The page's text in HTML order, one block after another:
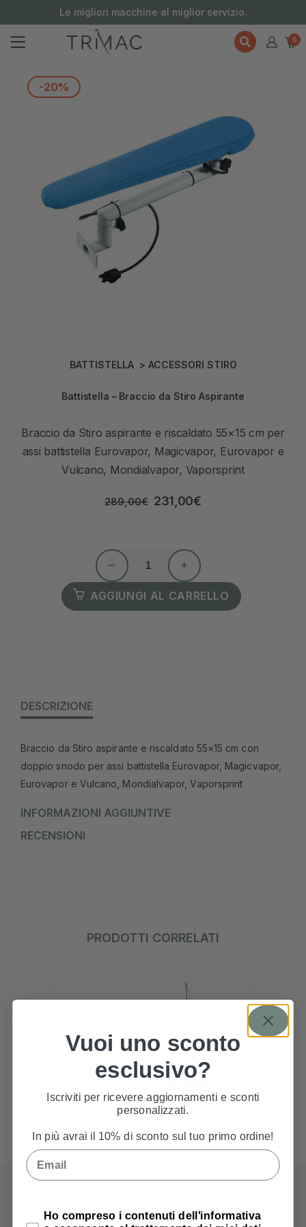
Le migliori macchine al miglior servizio.
0
-20%
BATTISTELLA > ACCESSORI STIRO
Battistella – Braccio da Stiro Aspirante
Braccio da Stiro aspirante e riscaldato 55×15 cm per
assi battistella Eurovapor, Magicvapor, Eurovapor e
Vulcano, Mondialvapor, Vaporsprint
289,00€ 231,00€
AGGIUNGI AL CARRELLO
DESCRIZIONE
Braccio da Stiro aspirante e riscaldato 55×15 cm con
doppio snodo per assi battistella Eurovapor, Magicvapor,
Eurovapor e Vulcano, Mondialvapor, Vaporsprint
INFORMAZIONI AGGIUNTIVE
RECENSIONI
PRODOTTI CORRELATI
Battistella Eurovapor – Asse da Stiro
Vuoi uno sconto
esclusivo?
Iscriviti per ricevere aggiornamenti e sconti
personalizzati.
In più avrai il 10% di sconto sul tuo primo ordine!
Email
Privacy Policy
Ho compreso i contenuti dell'informativa